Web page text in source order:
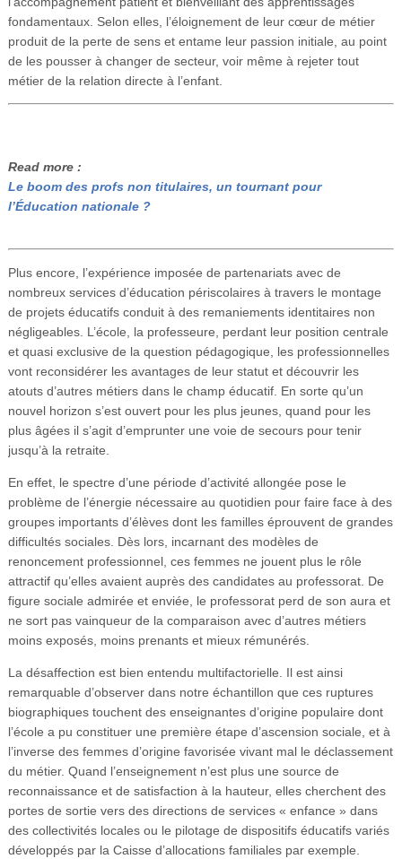
fondamentaux. Selon elles, l’éloignement de leur cœur de métier
produit de la perte de sens et entame leur passion initiale, au point
de les pousser à changer de secteur, voir même à rejeter tout
métier de la relation directe à l’enfant.
Read more :
Le boom des profs non titulaires, un tournant pour
l’Éducation nationale ?
Plus encore, l’expérience imposée de partenariats avec de
nombreux services d’éducation périscolaires à travers le montage
de projets éducatifs conduit à des remaniements identitaires non
négligeables. L’école, la professeure, perdant leur position centrale
et quasi exclusive de la question pédagogique, les professionnelles
vont reconsidérer les avantages de leur statut et découvrir les
atouts d’autres métiers dans le champ éducatif. En sorte qu’un
nouvel horizon s’est ouvert pour les plus jeunes, quand pour les
plus âgées il s’agit d’emprunter une voie de secours pour tenir
jusqu’à la retraite.
En effet, le spectre d’une période d’activité allongée pose le
problème de l’énergie nécessaire au quotidien pour faire face à des
groupes importants d’élèves dont les familles éprouvent de grandes
difficultés sociales. Dès lors, incarnant des modèles de
renoncement professionnel, ces femmes ne jouent plus le rôle
attractif qu’elles avaient auprès des candidates au professorat. De
figure sociale admirée et enviée, le professorat perd de son aura et
ne sort pas vainqueur de la comparaison avec d’autres métiers
moins exposés, moins prenants et mieux rémunérés.
La désaffection est bien entendu multifactorielle. Il est ainsi
remarquable d’observer dans notre échantillon que ces ruptures
biographiques touchent des enseignantes d’origine populaire dont
l’école a pu constituer une première étape d’ascension sociale, et à
l’inverse des femmes d’origine favorisée vivant mal le déclassement
du métier. Quand l’enseignement n’est plus une source de
reconnaissance et de satisfaction à la hauteur, elles cherchent des
portes de sortie vers des directions de services « enfance » dans
des collectivités locales ou le pilotage de dispositifs éducatifs variés
développés par la Caisse d’allocations familiales par exemple.